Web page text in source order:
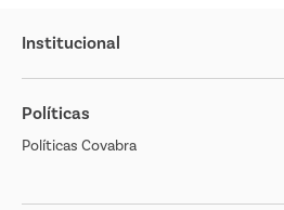
Institucional
Sobre o Covabra
Nossas Lojas
Cliente Bem Estar
Políticas
Políticas Covabra